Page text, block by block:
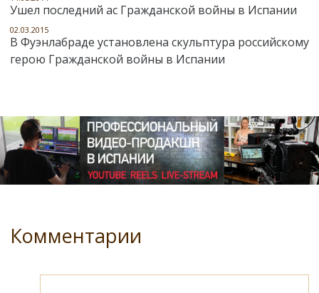
Ушел последний ас Гражданской войны в Испании
02.03.2015
В Фуэнлабраде установлена скульптура российскому
герою Гражданской войны в Испании
Комментарии